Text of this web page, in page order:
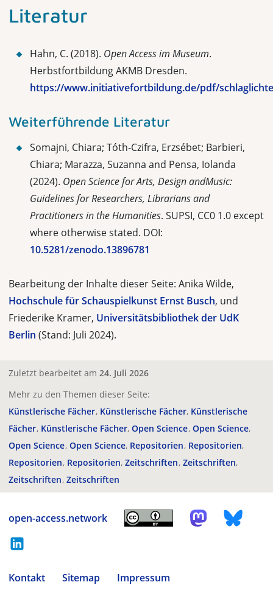
Literatur
Hahn, C. (2018). Open Access im Museum.
Herbstfortbildung AKMB Dresden.
https://www.initiativefortbildung.de/pdf/
Weiterführende Literatur
Somajni, Chiara; Tóth-Czifra, Erzsébet; Barbieri,
Chiara; Marazza, Suzanna and Pensa, Iolanda
(2024). Open Science for Arts, Design andMusic:
Guidelines for Researchers, Librarians and
Practitioners in the Humanities. SUPSI, CC0 1.0 except
where otherwise stated. DOI:
10.5281/zenodo.13896781
Bearbeitung der Inhalte dieser Seite: Anika Wilde,
Hochschule für Schauspielkunst Ernst Busch, und
Friederike Kramer, Universitätsbibliothek der UdK
Berlin (Stand: Juli 2024).
Zuletzt bearbeitet am 24. Juli 2026
Mehr zu den Themen dieser Seite:
Künstlerische Fächer Künstlerische Fächer Künstlerische
Fächer Künstlerische Fächer Open Science Open Science
Open Science Open Science Repositorien Repositorien
Repositorien Repositorien Zeitschriften Zeitschriften
Zeitschriften Zeitschriften
open-access.network
Kontakt Sitemap
Impressum